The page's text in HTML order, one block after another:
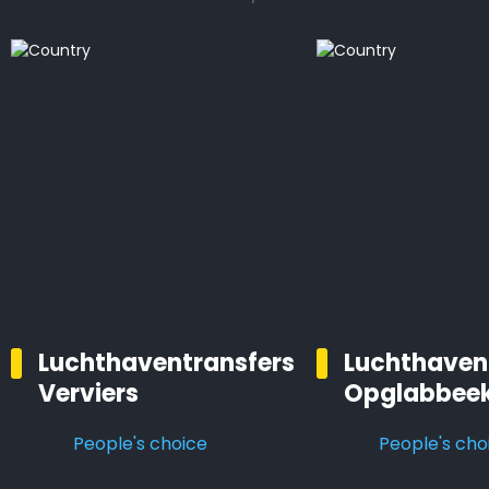
Luchthaventransfers
Verviers
People's choice People's